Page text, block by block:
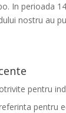
In perioada
nostru au
pentru
pentru